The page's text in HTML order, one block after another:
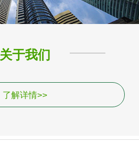
关于我们
了解详情>>